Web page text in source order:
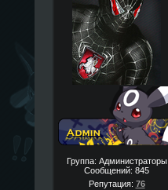
Группа: Администраторы
Сообщений: 845
Репутация: 76